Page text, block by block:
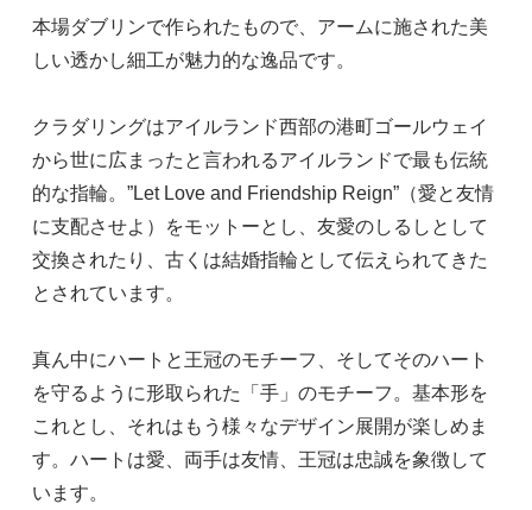
本場ダブリンで作られたもので、アームに施された美
しい透かし細工が魅力的な逸品です。
クラダリングはアイルランド西部の港町ゴールウェイ
から世に広まったと言われるアイルランドで最も伝統
的な指輪。”Let Love and Friendship Reign”（愛と友情
に支配させよ）をモットーとし、友愛のしるしとして
交換されたり、古くは結婚指輪として伝えられてきた
とされています。
真ん中にハートと王冠のモチーフ、そしてそのハート
を守るように形取られた「手」のモチーフ。基本形を
これとし、それはもう様々なデザイン展開が楽しめま
す。ハートは愛、両手は友情、王冠は忠誠を象徴して
います。